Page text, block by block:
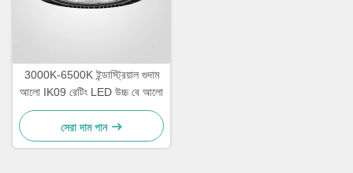
3000K-6500K ইন্ডাস্ট্রিয়াল গুদাম
আলো IK09 রেটিং LED উচ্চ বে আলো
সেরা দাম পান